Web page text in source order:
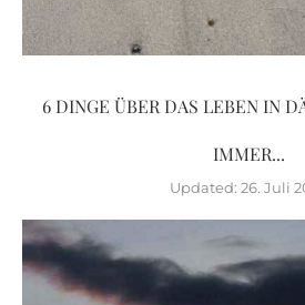
6 DINGE ÜBER DAS LEBEN IN
IMMER...
Updated: 26. Juli